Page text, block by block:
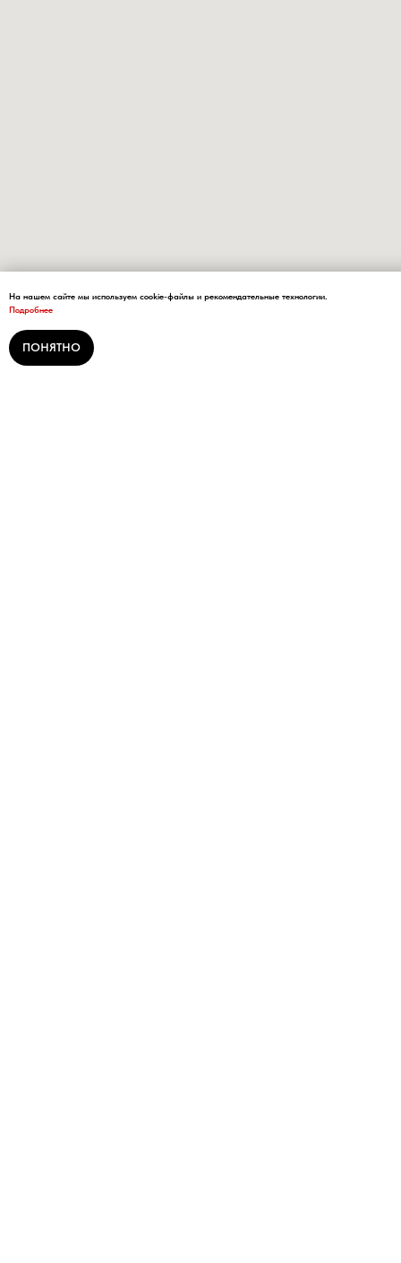
На нашем сайте мы используем cookie-файлы и рекомендательные технологии.
Подробнее
ПОНЯТНО